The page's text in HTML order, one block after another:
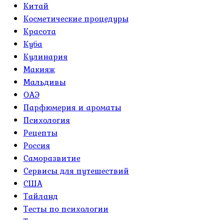
Китай
Косметические процедуры
Красота
Куба
Кулинария
Макияж
Мальдивы
ОАЭ
Парфюмерия и ароматы
Психология
Рецепты
Россия
Саморазвитие
Сервисы для путешествий
США
Тайланд
Тесты по психологии